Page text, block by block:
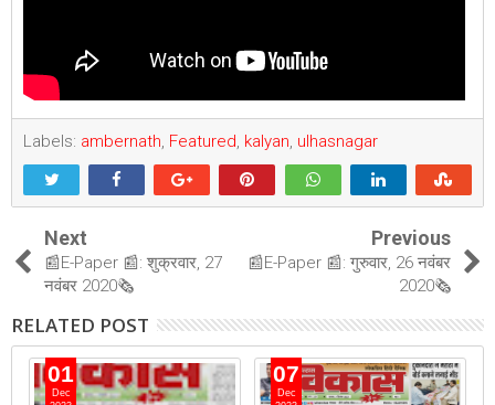
Labels: ambernath, Featured, kalyan, ulhasnagar
Next
📰E-Paper 📰: शुक्रवार, 27
नवंबर 2020🗞
Previous
📰E-Paper 📰: गुरुवार, 26 नवंबर
2020🗞
RELATED POST
01
Dec
07
Dec